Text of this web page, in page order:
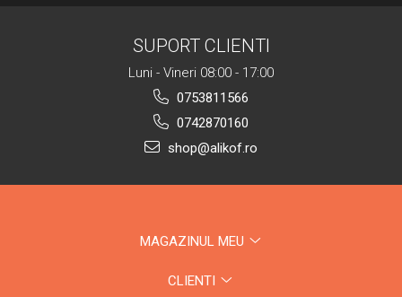
SUPORT CLIENTI
Luni - Vineri 08:00 - 17:00
0753811566
0742870160
shop@alikof.ro
MAGAZINUL MEU
CLIENTI